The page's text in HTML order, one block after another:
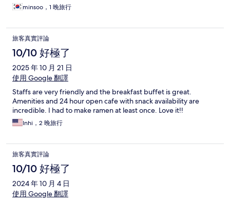
minsoo，1 晚旅行
旅客真實評論
10/10 好極了
2025 年 10 月 21 日
使用 Google 翻譯
Staffs are very friendly and the breakfast buffet is great.
Amenities and 24 hour open cafe with snack availability are
incredible. I had to make ramen at least once. Love it!!
Inhi，2 晚旅行
旅客真實評論
10/10 好極了
2024 年 10 月 4 日
使用 Google 翻譯